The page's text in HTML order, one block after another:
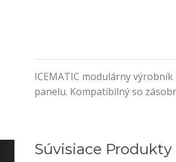
ICEMATIC modulárny
panelu. Kompatibilný so
Súvisiace Produkty